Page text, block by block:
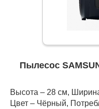
Пылесос
Высота – 28 см,
Цвет – Чёрный,